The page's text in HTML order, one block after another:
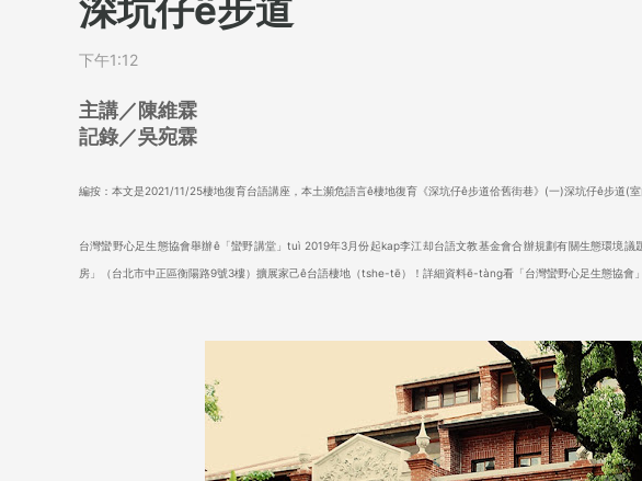
深坑仔ê步道
下午1:12
主講／陳維霖
記錄／吳宛霖
編按：本文是2021/11/25棲地復育台語講座，本土瀕危語言ê棲地復育《深坑仔ê步道佮舊街巷》(一)深坑仔ê步道(
台灣蠻野心足生態協會舉辦ê「蠻野講堂」tuì 2019年3月份起kap李江却台語文教基金會合辦規劃有關生態環境
房」（台北市中正區衡陽路9號3樓）擴展家己ê台語棲地（tshe-tē）！詳細資料ē-tàng看「台灣蠻野心足生態協會」